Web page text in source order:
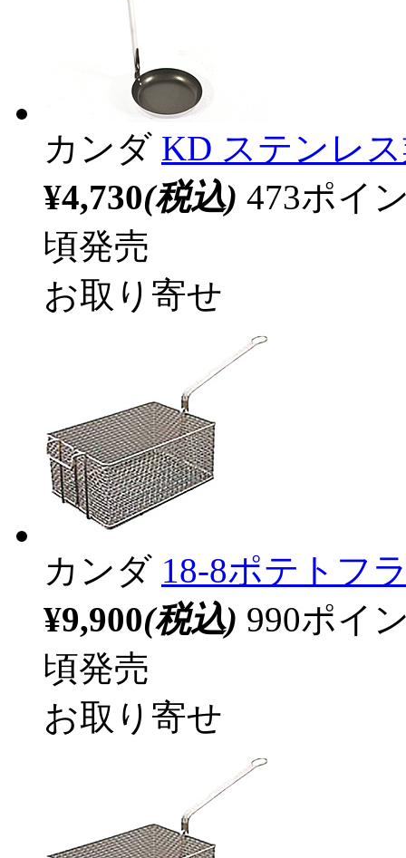
カンダ KD ステンレ
¥4,730(税込) 473ポイ
頃発売
お取り寄せ
カンダ 18-8ポテトフ
¥9,900(税込) 990ポイ
頃発売
お取り寄せ